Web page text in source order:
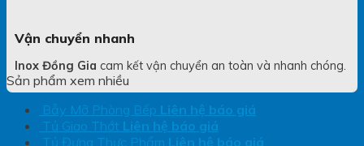
Vận chuyển nhanh
Inox Đồng Gia cam kết vận chuyển an toàn và nhanh chóng.
Sản phẩm xem nhiều
Bẫy Mỡ Phòng Bếp Liên hệ báo giá
Tủ Giao Thớt Liên hệ báo giá
Tủ Đựng Thực Phẩm Liên hệ báo giá